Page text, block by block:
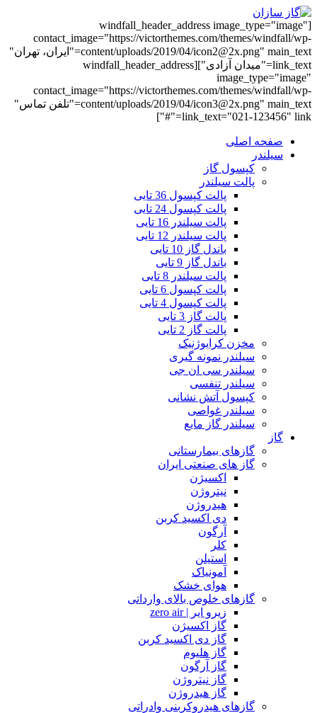
[windfall_header_address image_type="image"
contact_image="https://victorthemes.com/themes/windfall/wp-
content/uploads/2019/04/icon2@2x.png" main_text="ایران، تهران"
link_text="میدان آزادی"][windfall_header_address
image_type="image"
contact_image="https://victorthemes.com/themes/windfall/wp-
content/uploads/2019/04/icon3@2x.png" main_text="تلفن تماس"
link_text="021-123456" link="#"]
صفحه اصلی
سیلندر
کپسول گاز
پالت سیلندر
پالت کپسول 36 تایی
پالت کپسول 24 تایی
پالت سیلندر 16 تایی
پالت سیلندر 12 تایی
باندل گاز 10 تایی
باندل گاز 9 تایی
پالت سیلندر 8 تایی
پالت کپسول 6 تایی
پالت کپسول 4 تایی
پالت گاز 3 تایی
پالت گاز 2 تایی
مخزن کرایوژنیک
سیلندر نمونه گیری
سیلندر سی ان جی
سیلندر تنفسی
کپسول آتش نشانی
سیلندر غواصی
سیلندر گاز مایع
گاز
گازهای بیمارستانی
گاز های صنعتی ایران
اکسیژن
نیتروژن
هیدروژن
دی اکسید کربن
آرگون
کلر
استیلن
آمونیاک
هوای خشک
گازهای خلوص بالای وارداتی
زیرو ایر | zero air
گاز اکسیژن
گاز دی اکسید کربن
گاز هلیوم
گاز آرگون
گاز نیتروژن
گاز هیدروژن
گازهای هیدروکربنی وادراتی